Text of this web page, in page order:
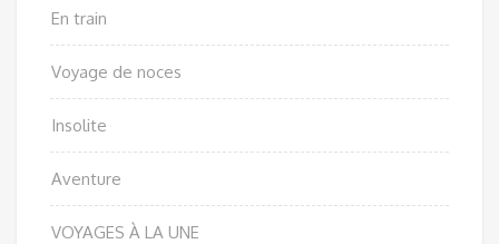
En train
Voyage de noces
Insolite
Aventure
VOYAGES À LA UNE